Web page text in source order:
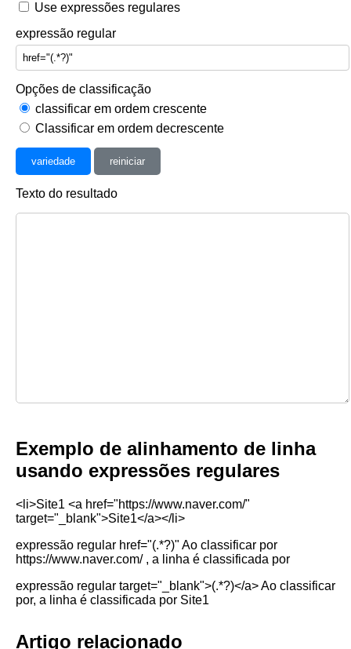
Use expressões regulares
expressão regular
Opções de classificação
classificar em ordem crescente
Classificar em ordem decrescente
variedade reiniciar
Texto do resultado
Exemplo de alinhamento de linha
usando expressões regulares
<li>Site1 <a href="https://www.naver.com/"
target="_blank">Site1</a></li>
expressão regular href="(.*?)" Ao classificar por
https://www.naver.com/ , a linha é classificada por
expressão regular target="_blank">(.*?)</a> Ao classificar
por, a linha é classificada por Site1
Artigo relacionado